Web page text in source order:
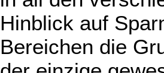
Hinblick auf
Bereichen die